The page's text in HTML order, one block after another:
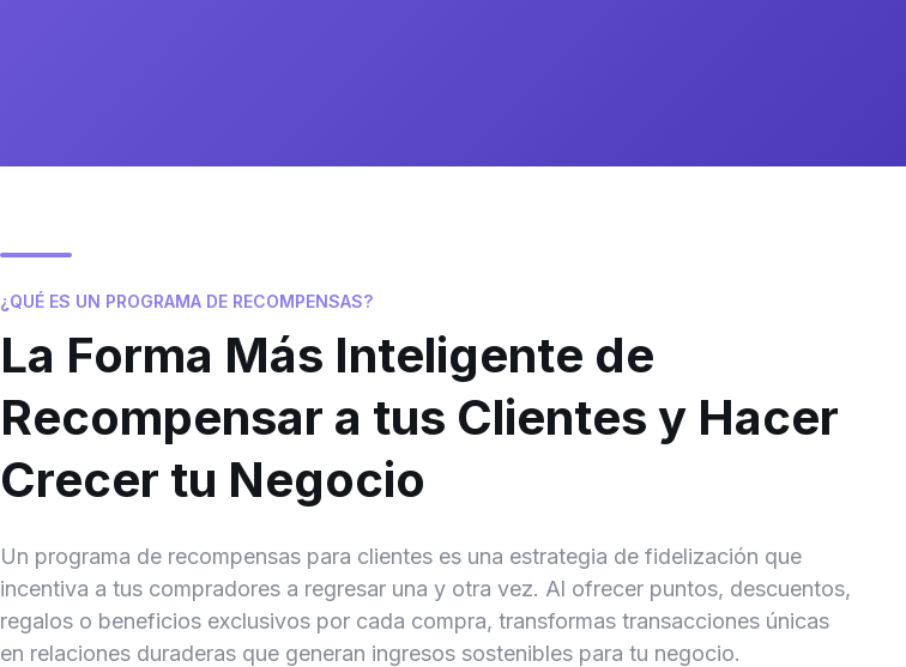
¿QUÉ ES UN PROGRAMA DE RECOMPENSAS?
La Forma Más Inteligente de
Recompensar a tus Clientes y Hacer
Crecer tu Negocio
Un programa de recompensas para clientes es una estrategia de fidelización que
incentiva a tus compradores a regresar una y otra vez. Al ofrecer puntos, descuentos,
regalos o beneficios exclusivos por cada compra, transformas transacciones únicas
en relaciones duraderas que generan ingresos sostenibles para tu negocio.